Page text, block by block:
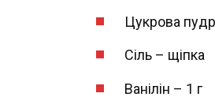
Цукрова
Сіль – щіпка
Ванілін – 1 г